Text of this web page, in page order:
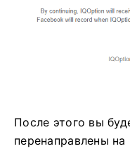
После этого вы
перенаправлены